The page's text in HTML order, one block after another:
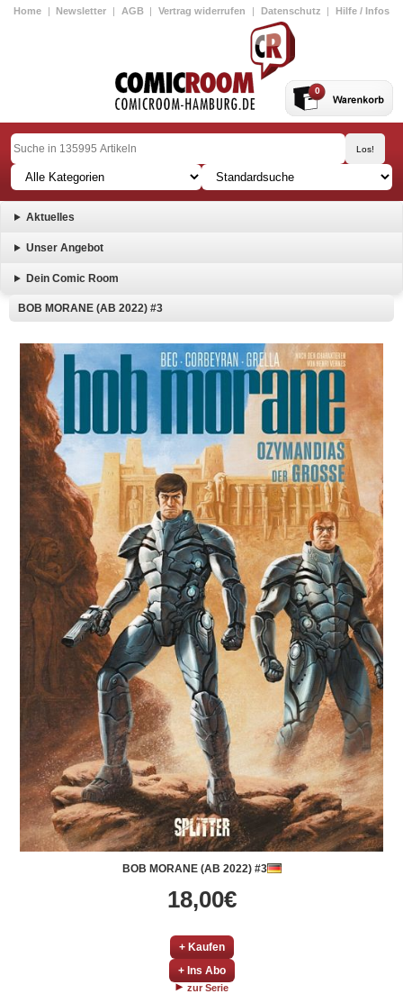
Home | Newsletter | AGB | Vertrag widerrufen | Datenschutz | Hilfe / Infos
0
Aktuelles
Unser Angebot
Dein Comic Room
BOB MORANE (AB 2022) #3
BOB MORANE (AB 2022) #3
18,00€
+ Kaufen
+ Ins Abo
zur Serie